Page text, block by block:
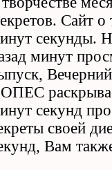
Сайт о
секунды.
минут
секунд
своей
Вам